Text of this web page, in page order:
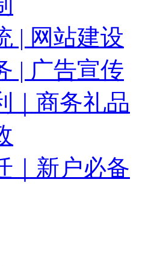
| 网站建设
| 广告宣传
｜商务礼品
｜新户必备